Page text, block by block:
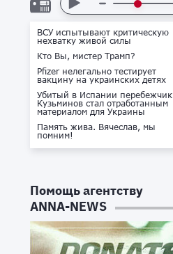
ВСУ испытывают критическую
нехватку живой силы
Кто Вы, мистер Трамп?
Pfizer нелегально тестирует
вакцину на украинских детях
Убитый в Испании перебежчик
Кузьминов стал отработанным
материалом для Украины
Память жива. Вячеслав, мы
помним!
Не доставайся ты никому!
Помощь агентству
ANNA-NEWS